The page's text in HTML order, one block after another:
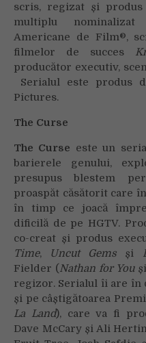
scris, regizat și produs
multiplu
Americane de Film®,
filmelor de succes
producător executiv,
Serialul este produs
Pictures.
The Curse
The Curse este un
barierele genului,
presupus blestem
proaspăt căsătorit care
în timp ce joacă
dificilă de pe HGTV.
co-creat și produs
Time, Uncut Gems și
Fielder (Nathan for Youși
regizor. Serialul îi are în
și pe câștigătoarea
La Land), care va fi
Dave McCary și Ali